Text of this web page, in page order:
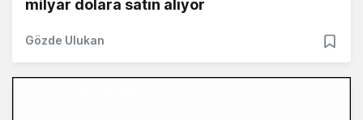
milyar dolara satın alıyor
Gözde Ulukan